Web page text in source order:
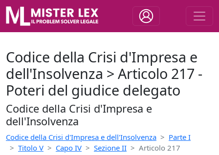
Codice della Crisi d'Impresa e
dell'Insolvenza > Articolo 217 -
Poteri del giudice delegato
Codice della Crisi d'Impresa e
dell'Insolvenza
Codice della Crisi d'Impresa e dell'Insolvenza
Parte I
Titolo V
Capo IV Sezione II Articolo 217